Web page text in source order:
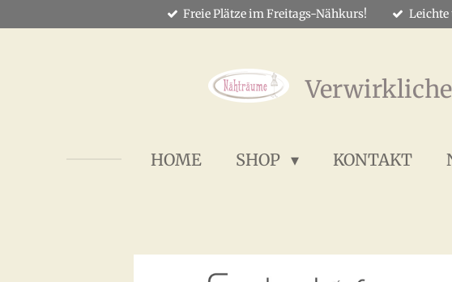
Hauptinhalt
Freie Plätze im Freitags-Nähkurs! Leichte
HOME SHOP KONTAKT